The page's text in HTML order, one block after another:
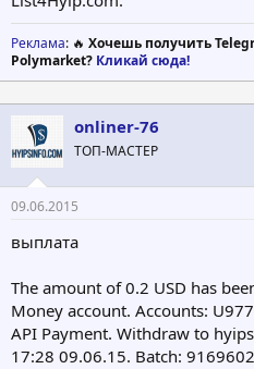
Реклама: 🔥 Хочешь получить
Polymarket? Кликай сюда!
onliner-76
ТОП-МАСТЕР
09.06.2015
выплата
The amount of 0.2 USD has
Money account. Accounts:
API Payment. Withdraw to
17:28 09.06.15. Batch: